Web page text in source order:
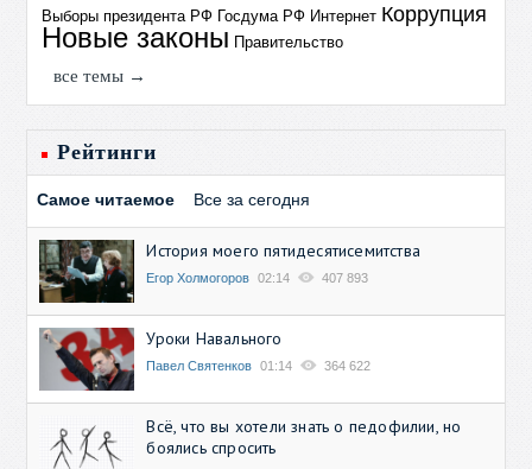
Выборы президента РФ Госдума РФ Интернет Коррупция
Новые законы Правительство
все темы →
Рейтинги
Самое читаемое Все за сегодня
История моего пятидесятисемитства
Егор Холмогоров 02:14 407 893
Уроки Навального
Павел Святенков 01:14 364 622
Всё, что вы хотели знать о педофилии, но
боялись спросить